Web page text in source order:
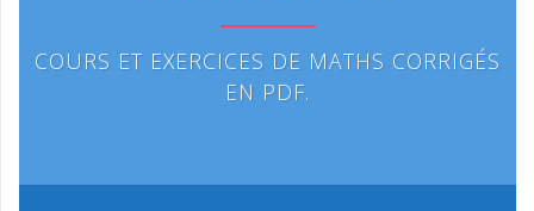
COURS ET EXERCICES DE MATHS CORRIGÉS
EN PDF.